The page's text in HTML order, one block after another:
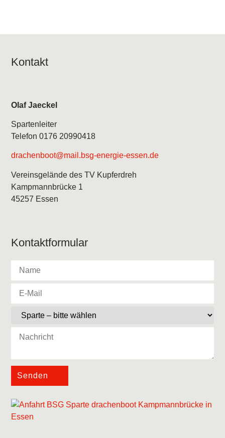
Kontakt
Olaf Jaeckel
Spartenleiter
Telefon 0176 20990418
drachenboot@mail.bsg-energie-essen.de
Vereinsgelände des TV Kupferdreh
Kampmannbrücke 1
45257 Essen
Kontaktformular
Senden